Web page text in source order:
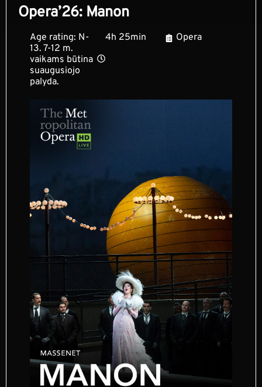
Opera’26: Manon
Age rating: N-
13. 7-12 m.
vaikams būtina
suaugusiojo
palyda.
4h 25min Opera